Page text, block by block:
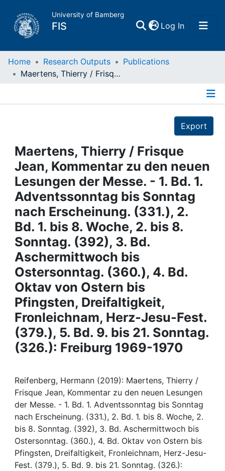
University of Bamberg
FIS Log In(current)
Home
Projects
People
Institutions
Awards
My FIS
Help
Home Research Outputs
Publications
Maertens, Thierry / Frisque Jean, Kommentar zu den neuen Lesungen der Messe. - 1. Bd. 1. Adventssonntag bis Sonntag nach Erscheinung. (331.), 2. Bd. 1. bis 8. Woche, 2. bis 8. Sonntag. (392), 3. Bd. Aschermittwoch bis Ostersonntag. (360.), 4. Bd. Oktav von Ostern bis Pfingsten, Dreifaltigkeit, Fronleichnam, Herz-Jesu-Fest. (379.), 5. Bd. 9. bis 21. Sonntag. (326.): Freiburg 1969-1970
Export
Maertens, Thierry / Frisque
Jean, Kommentar zu den neuen
Lesungen der Messe. - 1. Bd. 1.
Adventssonntag bis Sonntag
nach Erscheinung. (331.), 2.
Bd. 1. bis 8. Woche, 2. bis 8.
Sonntag. (392), 3. Bd.
Aschermittwoch bis
Ostersonntag. (360.), 4. Bd.
Oktav von Ostern bis
Pfingsten, Dreifaltigkeit,
Fronleichnam, Herz-Jesu-Fest.
(379.), 5. Bd. 9. bis 21. Sonntag.
(326.): Freiburg 1969-1970
Reifenberg, Hermann (2019): Maertens, Thierry /
Frisque Jean, Kommentar zu den neuen Lesungen
der Messe. - 1. Bd. 1. Adventssonntag bis Sonntag
nach Erscheinung. (331.), 2. Bd. 1. bis 8. Woche, 2.
bis 8. Sonntag. (392), 3. Bd. Aschermittwoch bis
Ostersonntag. (360.), 4. Bd. Oktav von Ostern bis
Pfingsten, Dreifaltigkeit, Fronleichnam, Herz-Jesu-
Fest. (379.), 5. Bd. 9. bis 21. Sonntag. (326.):